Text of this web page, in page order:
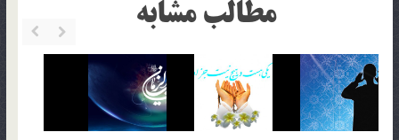
مطالب مشابه